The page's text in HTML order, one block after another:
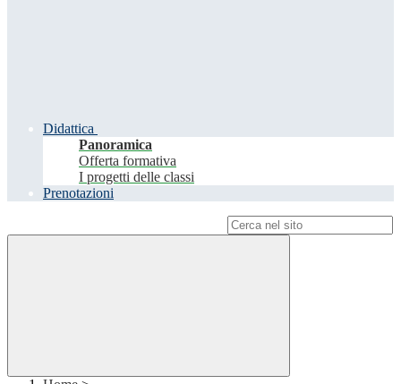
Didattica
Panoramica
Offerta formativa
I progetti delle classi
Prenotazioni